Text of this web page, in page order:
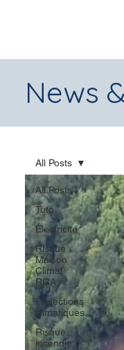
News
All Posts
Tuto
Électricité
Risque
Maison
Climat
RGA
Projections
climatiques
Risque
incendie
All Posts